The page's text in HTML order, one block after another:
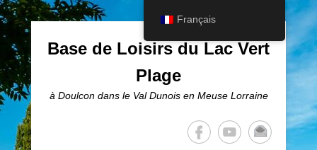
Base de Loisirs du Lac Vert
Plage
à Doulcon dans le Val Dunois en Meuse Lorraine
Français